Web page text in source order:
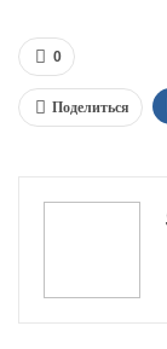
0
Поделиться